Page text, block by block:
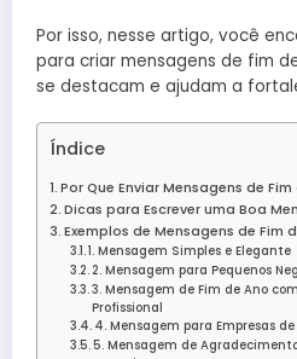
Por isso, nesse artigo, você
para criar mensagens de fim
se destacam e ajudam a
Índice
Por Que Enviar Mensagens de
Dicas para Escrever uma Boa
Exemplos de Mensagens de Fim
1. Mensagem Simples e Elegante
2. Mensagem para Pequenos
3. Mensagem de Fim de Ano
Profissional
4. Mensagem para Empresas
5. Mensagem de